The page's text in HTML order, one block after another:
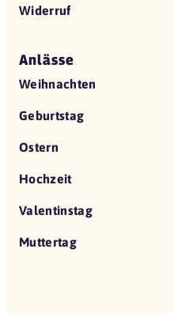
Widerruf
Anlässe
Weihnachten
Geburtstag
Ostern
Hochzeit
Valentinstag
Muttertag